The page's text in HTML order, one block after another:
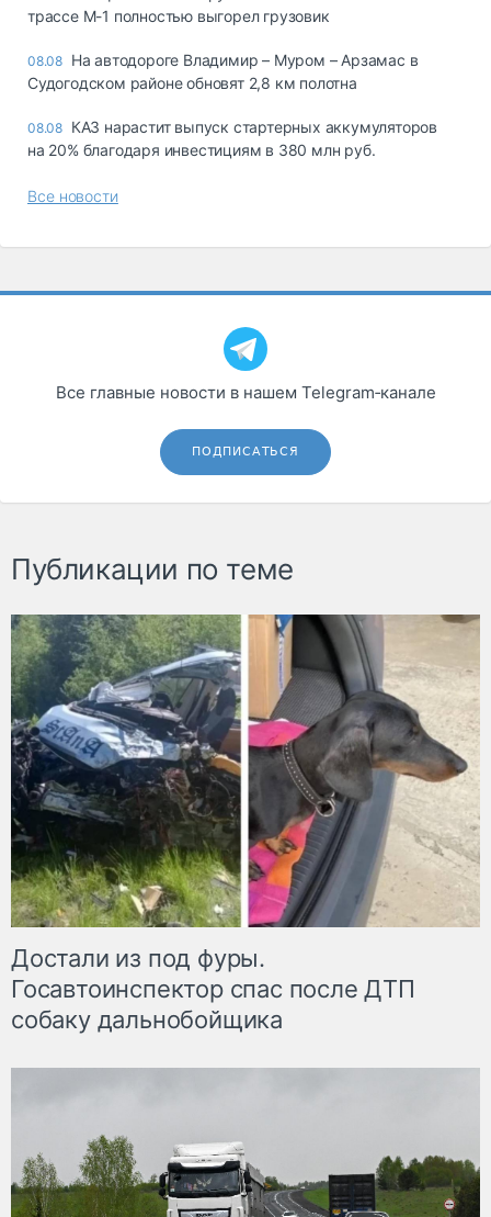
трассе М-1 полностью выгорел грузовик
08.08 На автодороге Владимир – Муром – Арзамас в
Судогодском районе обновят 2,8 км полотна
08.08 КАЗ нарастит выпуск стартерных аккумуляторов
на 20% благодаря инвестициям в 380 млн руб.
Все новости
Все главные новости в нашем Telegram‑канале
ПОДПИСАТЬСЯ
Публикации по теме
Достали из под фуры.
Госавтоинспектор спас после ДТП
собаку дальнобойщика